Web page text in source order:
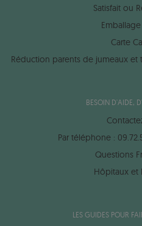
Satisfait ou
Carte
Réduction parents de jumeaux et
BESOIN D'AIDE,
Par téléphone :
Questions
Hôpitaux et
LES GUIDES POUR